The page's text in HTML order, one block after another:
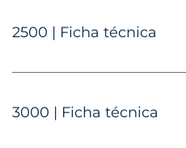
2500 | Ficha técnica
3000 | Ficha técnica